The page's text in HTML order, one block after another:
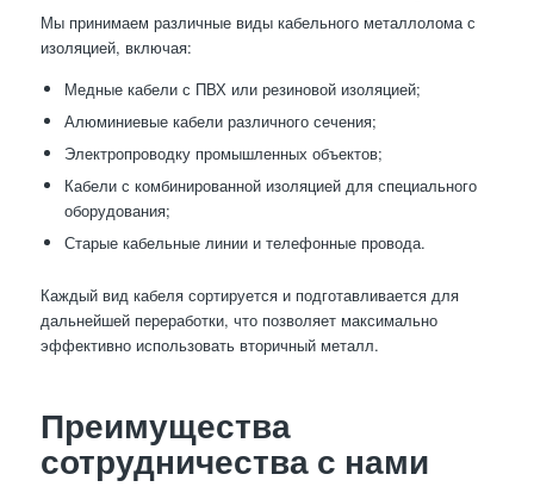
Мы принимаем различные виды кабельного металлолома с
изоляцией, включая:
Медные кабели с ПВХ или резиновой изоляцией;
Алюминиевые кабели различного сечения;
Электропроводку промышленных объектов;
Кабели с комбинированной изоляцией для специального
оборудования;
Старые кабельные линии и телефонные провода.
Каждый вид кабеля сортируется и подготавливается для
дальнейшей переработки, что позволяет максимально
эффективно использовать вторичный металл.
Преимущества
сотрудничества с нами